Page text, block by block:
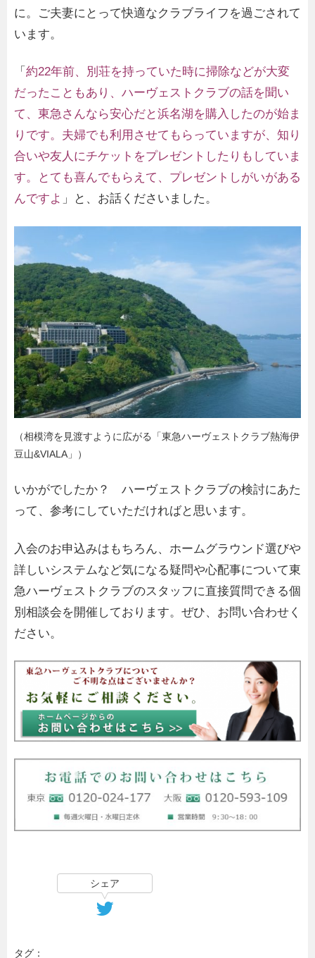
に。ご夫妻にとって快適なクラブライフを過ごされて
います。
「 約22年前、別荘を持っていた時に掃除などが大変
だったこともあり、ハーヴェストクラブの話を聞い
て、東急さんなら安心だと浜名湖を購入したのが始ま
りです。 夫婦でも利用させてもらっていますが、知り
合いや友人にチケットをプレゼントしたりもしていま
す。とても喜んでもらえて、プレゼントしがいがある
んですよ 」と、お話くださいました。
（相模湾を見渡すように広がる「東急ハーヴェストクラブ熱海伊
豆山&VIALA」）
いかがでしたか？ ハーヴェストクラブの検討にあた
って、 参考にしていただければと思います。
入会のお申込みはもちろん、ホームグラウンド選びや
詳しいシステムなど気になる疑問や心配事について東
急ハーヴェストクラブのスタッフに直接質問できる個
別相談会を開催しております。ぜひ、お問い合わせく
ださい。
シェア
タグ：